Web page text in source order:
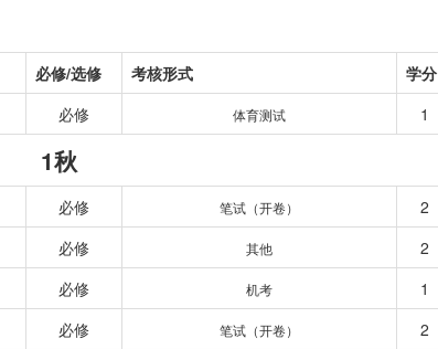
必修/选修 考核形式 学分
必修 体育测试 1
1秋
必修 笔试（开卷） 2
必修 其他 2
必修 机考 1
必修 笔试（开卷） 2